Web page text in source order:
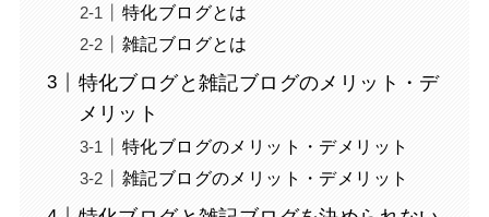
特化ブログとは
雑記ブログとは
特化ブログと雑記ブログのメリット・デ
メリット
特化ブログのメリット・デメリット
雑記ブログのメリット・デメリット